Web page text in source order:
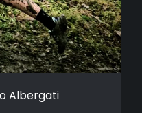
Albergati